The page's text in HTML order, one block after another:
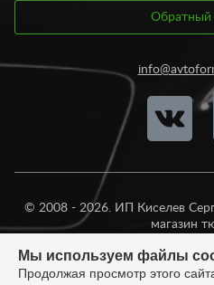
Обратный
© 2008 - 2026. ИП Киселев
магазин
Мы используем файлы
Продолжая просмотр этого